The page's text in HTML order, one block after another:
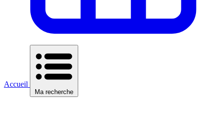
Accueil
Ma recherche